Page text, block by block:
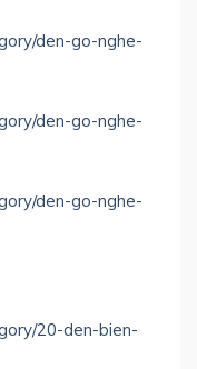
den-go-nghe-
den-go-nghe-
den-go-nghe-
20-den-bien-